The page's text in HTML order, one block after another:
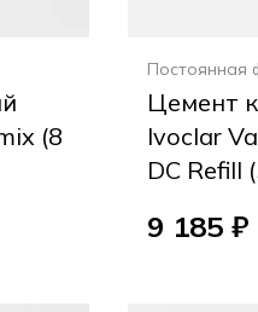
(8
Постоянная
Цемент
Ivoclar
DC Refill
9 185 ₽